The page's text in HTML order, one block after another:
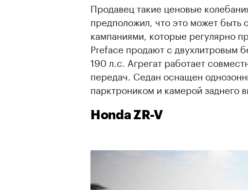
Продавец такие ценовые
предположил, что это может быть
кампаниями, которые регулярно
Preface продают с двухлитровым
190 л.с. Агрегат работает
передач. Седан оснащен
парктроником и камерой заднего
Honda ZR-V